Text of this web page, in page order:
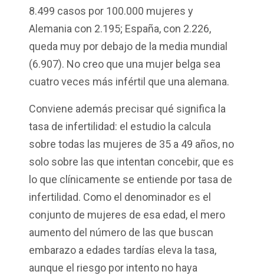
8.499 casos por 100.000 mujeres y
Alemania con 2.195; España, con 2.226,
queda muy por debajo de la media mundial
(6.907). No creo que una mujer belga sea
cuatro veces más infértil que una alemana.
Conviene además precisar qué significa la
tasa de infertilidad: el estudio la calcula
sobre todas las mujeres de 35 a 49 años, no
solo sobre las que intentan concebir, que es
lo que clínicamente se entiende por tasa de
infertilidad. Como el denominador es el
conjunto de mujeres de esa edad, el mero
aumento del número de las que buscan
embarazo a edades tardías eleva la tasa,
aunque el riesgo por intento no haya